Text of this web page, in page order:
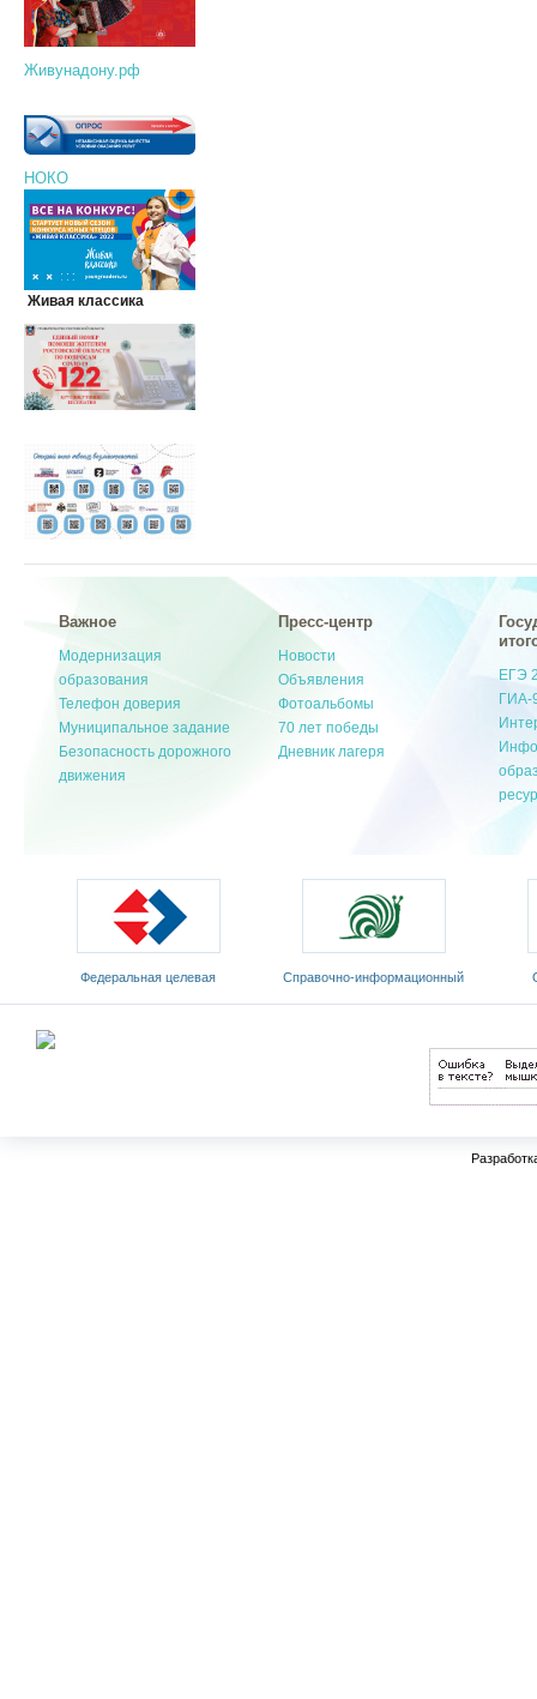
Живунадону.рф
НОКО
Живая классика
Важное
Модернизация
образования
Телефон доверия
Муниципальное задание
Безопасность дорожного
движения
Пресс-центр
Новости
Объявления
Фотоальбомы
70 лет победы
Дневник лагеря
ЕГЭ
ГИА-
Федеральная целевая
программа развития
Cправочно-информационный
портал «Русский язык»